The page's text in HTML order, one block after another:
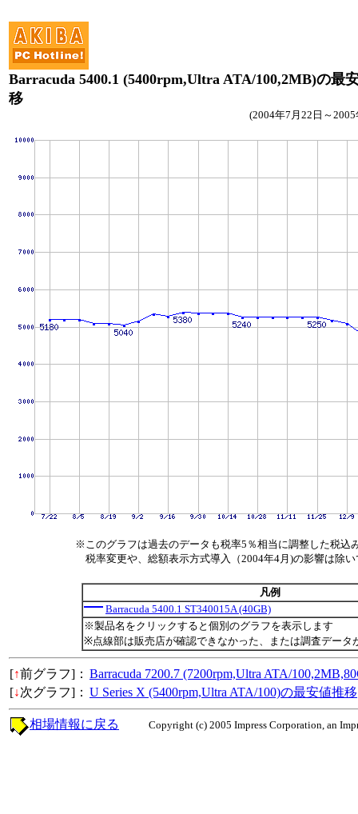
Barracuda 5400.1 (5400rpm,Ultra ATA/100,2MB)の最
移
(2004年7月22日～
※このグラフは過去のデータも税率5％相当に調整した税込
税率変更や、総額表示方式導入（2004年4月)の影響は除い
凡例
Barracuda 5400.1 ST340015A (40GB)
※製品名をクリックすると個別のグラフを表示します
※点線部は販売店が確認できなかった、または調査データ
[↑前グラフ]： Barracuda 7200.7 (7200rpm,Ultra ATA/
[↓次グラフ]： U Series X (5400rpm,Ultra ATA/100)の最安値推移
Copyright (c) 2005 Impress Corporation, an
相場情報に戻る